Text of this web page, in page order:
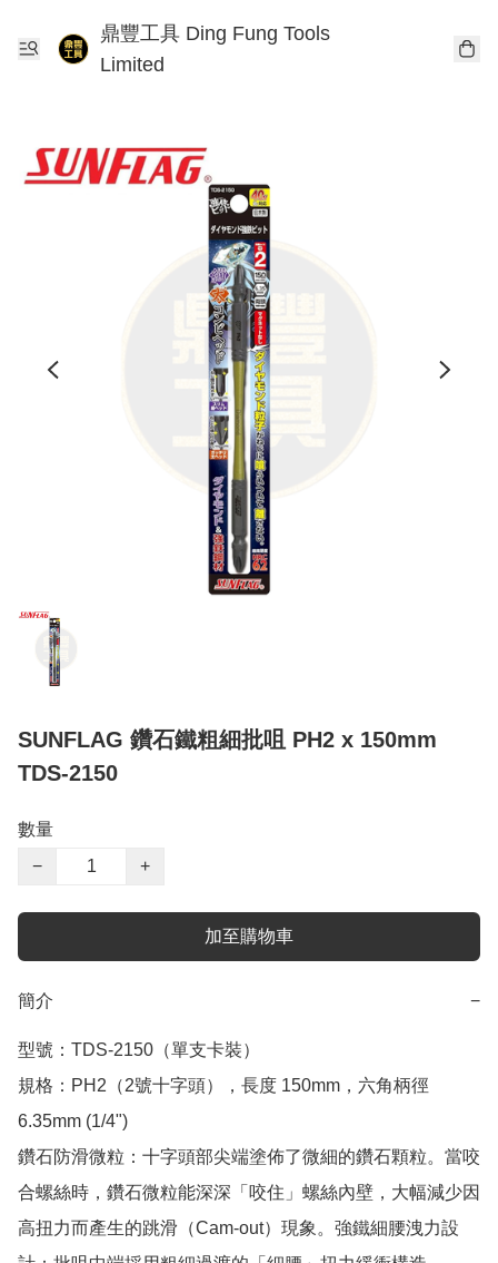
鼎豐工具 Ding Fung Tools
Limited
SUNFLAG 鑽石鐵粗細批咀 PH2 x 150mm
TDS-2150
數量
−
+
加至購物車
簡介 −
型號：TDS-2150（單支卡裝）
規格：PH2（2號十字頭），長度 150mm，六角柄徑
6.35mm (1/4")
鑽石防滑微粒：十字頭部尖端塗佈了微細的鑽石顆粒。當咬
合螺絲時，鑽石微粒能深深「咬住」螺絲內壁，大幅減少因
高扭力而產生的跳滑（Cam-out）現象。強鐵細腰洩力設